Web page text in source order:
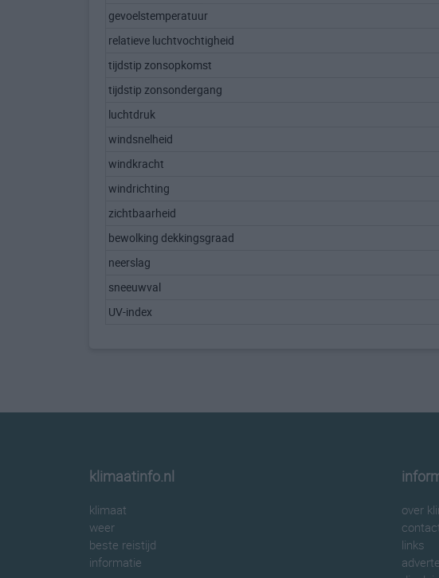
gevoelstemperatuur
relatieve luchtvochtigheid
tijdstip zonsopkomst
tijdstip zonsondergang
luchtdruk
windsnelheid
windkracht
windrichting
zichtbaarheid
bewolking dekkingsgraad
neerslag
sneeuwval
UV-index
klimaatinfo.nl
klimaat
weer
beste reistijd
informatie
over
links